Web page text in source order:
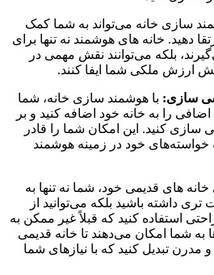
سازی خانه می‌تواند به شما کمک
دهید. خانه‌ های هوشمند نه تنها برای
بلکه می‌توانند نقش مهمی در
ارزش ملکی شما ایفا کنند.
با هوشمند سازی خانه، شما
را به خانه خود اضافه کنید و بر
کنید. این امکان شما را قادر
خود در زمینه هوشمند
های قدیمی خود، شما نه تنها به
داشته باشید بلکه می‌توانید از
استفاده کنید که قبلاً غیر ممکن به
شما امکان می‌دهند تا خانه قدیمی
تبدیل کنید که با نیازهای شما